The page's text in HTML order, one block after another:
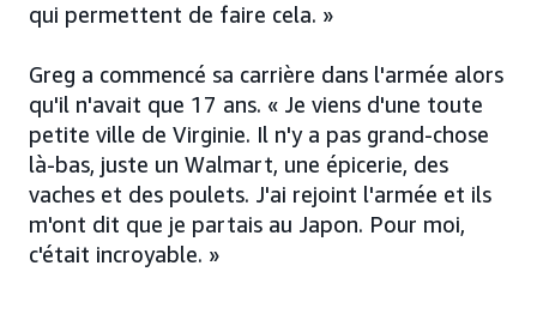
qui permettent de faire cela. »
Greg a commencé sa carrière dans l'armée alors
qu'il n'avait que 17 ans. « Je viens d'une toute
petite ville de Virginie. Il n'y a pas grand-chose
là-bas, juste un Walmart, une épicerie, des
vaches et des poulets. J'ai rejoint l'armée et ils
m'ont dit que je partais au Japon. Pour moi,
c'était incroyable. »